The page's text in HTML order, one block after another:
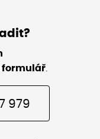
formulář
979